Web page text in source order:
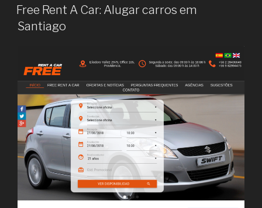
Cheap
Chile”
ON
Free Rent A Car: Alugar carros em
Santiago